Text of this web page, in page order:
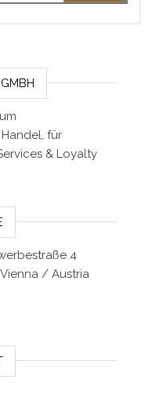
für
& Loyalty
4
/ Austria